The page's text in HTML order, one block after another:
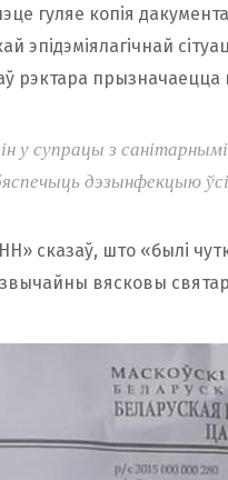
гуляе копія
эпідэміялагічнай
рэктара прызначаецца
у супрацы з
дэзынфекцыю
сказаў, што «былі
вясковы